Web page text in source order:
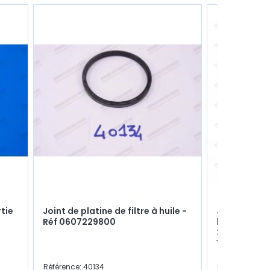
Joint de platine de filtre à huile -
Réf 0607229800
Référence: 40134
Joint spi
boite -
325 / 330 /
17x35x8mm
Référence: